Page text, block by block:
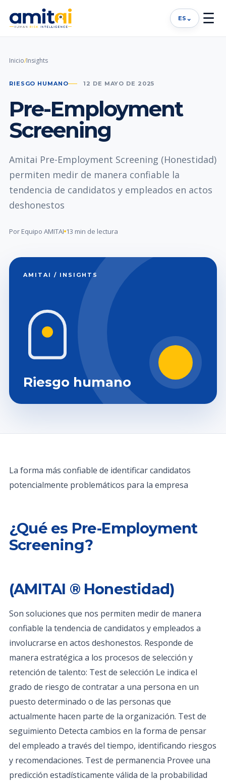
ES ⌄ ☰
Inicio/Insights
RIESGO HUMANO 12 DE MAYO DE 2025
Pre-Employment
Screening
Amitai Pre-Employment Screening (Honestidad)
permiten medir de manera confiable la
tendencia de candidatos y empleados en actos
deshonestos
Por Equipo AMITAI 13 min de lectura
AMITAI / INSIGHTS
Riesgo humano
La forma más confiable de identificar candidatos
potencialmente problemáticos para la empresa
¿Qué es Pre-Employment
Screening?
(AMITAI ® Honestidad)
Son soluciones que nos permiten medir de manera
confiable la tendencia de candidatos y empleados a
involucrarse en actos deshonestos. Responde de
manera estratégica a los procesos de selección y
retención de talento: Test de selección Le indica el
grado de riesgo de contratar a una persona en un
puesto determinado o de las personas que
actualmente hacen parte de la organización. Test de
seguimiento Detecta cambios en la forma de pensar
del empleado a través del tiempo, identificando riesgos
y recomendaciones. Test de permanencia Provee una
predicción estadísticamente válida de la probabilidad